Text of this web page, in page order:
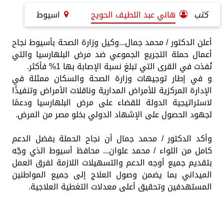
كتب هاني عبد اللطيف الحويج
اسيوط
أعلن الدكتور / محمد جمال...وكيل وزارة الصحة بأسيوط نجاح
أعمال حملة التجريع الجموعي ضد مرض البلهارسيا والتي
نُفذت في القرى التي تبلغ نسبة الإصابة بها 1% فأكثر.
و في إطار توجيهات وزارة الصحة والسكان ممثلة في
الإدارة المركزية للأمراض المدارية وناقلات الأمراض وتنفيذًا
لاستراتيجية الدولة للقضاء على مرض البلهارسيا ودعمًا
لجهود الحصول على الإشهاد الدولي بخلو مصر من المرض.
وأكد الدكتور / محمد جمال أن نجاح الحملة بفضل الدعم
كامل من اللواء / محمد علوان... محافظ أسيوط الذي وجّه
بتقديم جميع أوجه الدعم والتسهيلات اللازمة لفرق العمل
الميداني بما يضمن وصول العلاج إلى جميع المواطنين
المستهدفين وتحقيق أعلى معدلات التغطية العلاجية.